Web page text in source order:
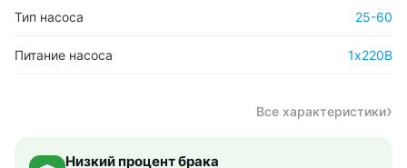
Тип насоса 25-60
Питание насоса 1х220В
Все характеристики
Низкий процент брака